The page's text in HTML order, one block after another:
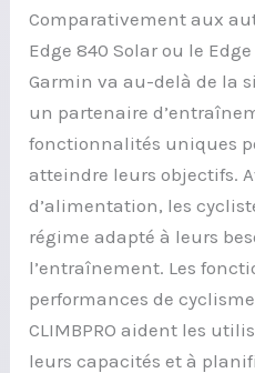
Comparativement aux
Edge 840 Solar ou le
Garmin va au-delà de la
un partenaire
fonctionnalités uniques
atteindre leurs objectifs.
d’alimentation, les
régime adapté à leurs
l’entraînement. Les
performances de
CLIMBPRO aident les
leurs capacités et à